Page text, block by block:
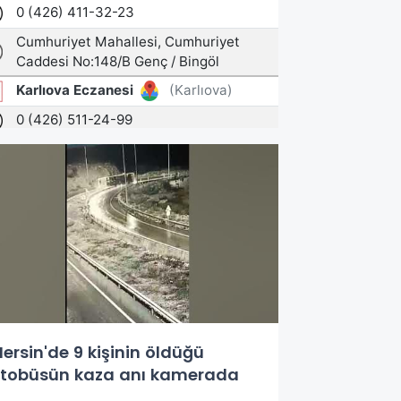
9 kişinin öldüğü
kaza anı kamerada